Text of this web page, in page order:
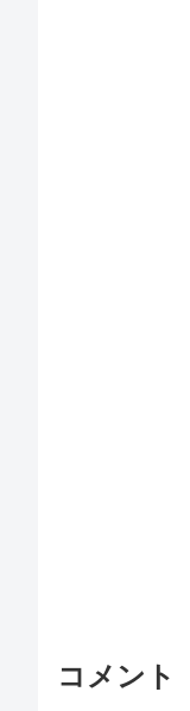
コメント